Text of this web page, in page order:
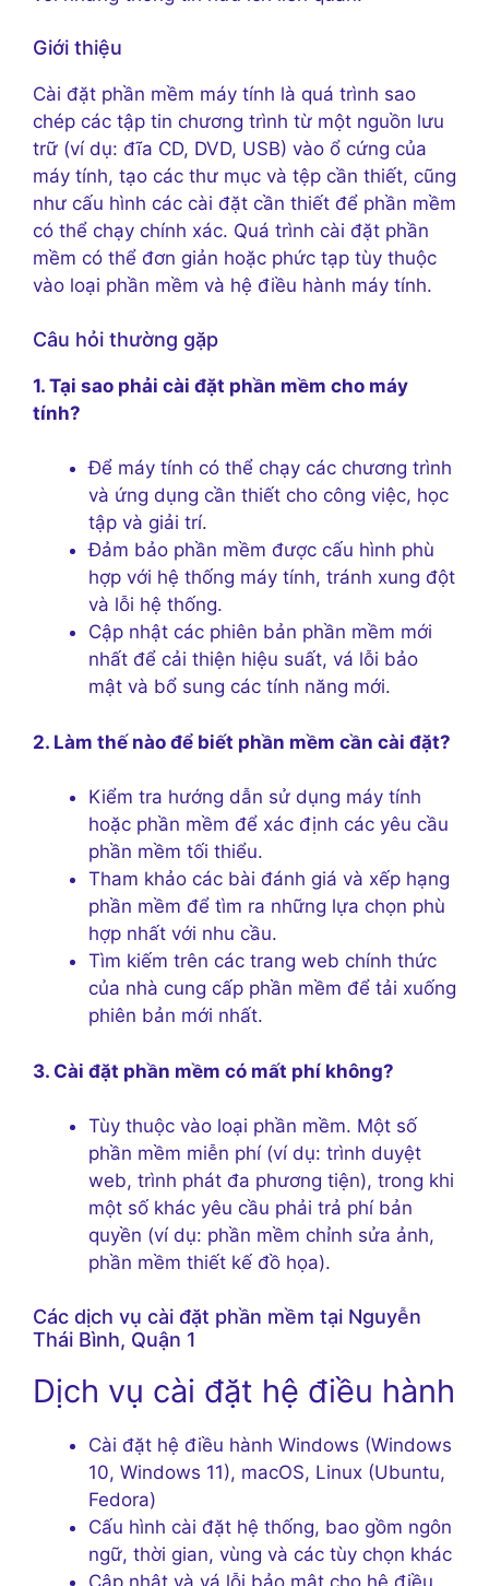
Giới thiệu
Cài đặt phần mềm máy tính là quá trình sao
chép các tập tin chương trình từ một nguồn lưu
trữ (ví dụ: đĩa CD, DVD, USB) vào ổ cứng của
máy tính, tạo các thư mục và tệp cần thiết, cũng
như cấu hình các cài đặt cần thiết để phần mềm
có thể chạy chính xác. Quá trình cài đặt phần
mềm có thể đơn giản hoặc phức tạp tùy thuộc
vào loại phần mềm và hệ điều hành máy tính.
Câu hỏi thường gặp
1. Tại sao phải cài đặt phần mềm cho máy
tính?
Để máy tính có thể chạy các chương trình
và ứng dụng cần thiết cho công việc, học
tập và giải trí.
Đảm bảo phần mềm được cấu hình phù
hợp với hệ thống máy tính, tránh xung đột
và lỗi hệ thống.
Cập nhật các phiên bản phần mềm mới
nhất để cải thiện hiệu suất, vá lỗi bảo
mật và bổ sung các tính năng mới.
2. Làm thế nào để biết phần mềm cần cài đặt?
Kiểm tra hướng dẫn sử dụng máy tính
hoặc phần mềm để xác định các yêu cầu
phần mềm tối thiểu.
Tham khảo các bài đánh giá và xếp hạng
phần mềm để tìm ra những lựa chọn phù
hợp nhất với nhu cầu.
Tìm kiếm trên các trang web chính thức
của nhà cung cấp phần mềm để tải xuống
phiên bản mới nhất.
3. Cài đặt phần mềm có mất phí không?
Tùy thuộc vào loại phần mềm. Một số
phần mềm miễn phí (ví dụ: trình duyệt
web, trình phát đa phương tiện), trong khi
một số khác yêu cầu phải trả phí bản
quyền (ví dụ: phần mềm chỉnh sửa ảnh,
phần mềm thiết kế đồ họa).
Các dịch vụ cài đặt phần mềm tại Nguyễn
Thái Bình, Quận 1
Dịch vụ cài đặt hệ điều hành
Cài đặt hệ điều hành Windows (Windows
10, Windows 11), macOS, Linux (Ubuntu,
Fedora)
Cấu hình cài đặt hệ thống, bao gồm ngôn
ngữ, thời gian, vùng và các tùy chọn khác
Cập nhật và vá lỗi bảo mật cho hệ điều